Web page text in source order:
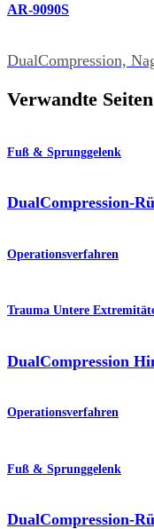
AR-9090S
DualCompression,
Verwandte Seiten
Fuß & Sprunggelenk
DualCompression-
Operationsverfahren
Trauma Untere
DualCompression
Operationsverfahren
Fuß & Sprunggelenk
DualCompression-